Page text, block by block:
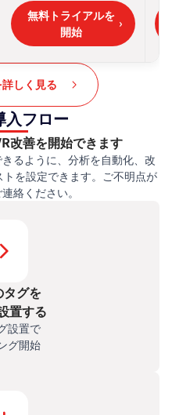
無料トライアルを
開始
›
しく見る
フロー
改善を開始できます
るように、分析を自動化、改
を設定できます。ご不明点が
絡ください。
グを
置する
設置で
グ開始